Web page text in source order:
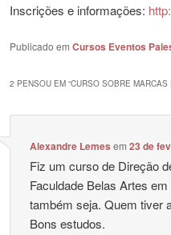
Inscrições e informações:
Publicado em Cursos Eventos
2 PENSOU EM “CURSO SOBRE MARCAS
Alexandre Lemes em23 de
Fiz um curso de Direção
Faculdade Belas Artes
também seja. Quem tiver
Bons estudos.